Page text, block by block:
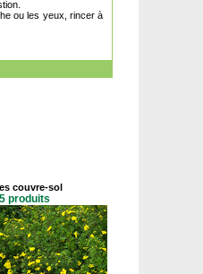
ou les yeux, rincer à
couvre-sol
produits